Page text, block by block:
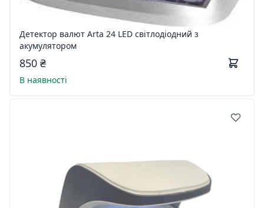
Детектор валют Arta 24 LED світлодіодний з
акумулятором
850 ₴
В наявності